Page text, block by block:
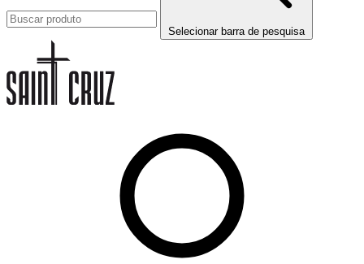
Selecionar barra de pesquisa